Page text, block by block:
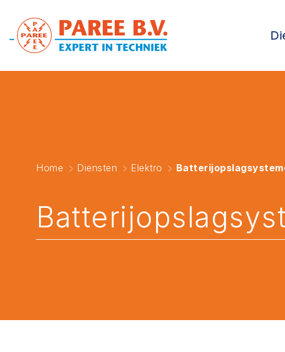
Home Diensten Elektro